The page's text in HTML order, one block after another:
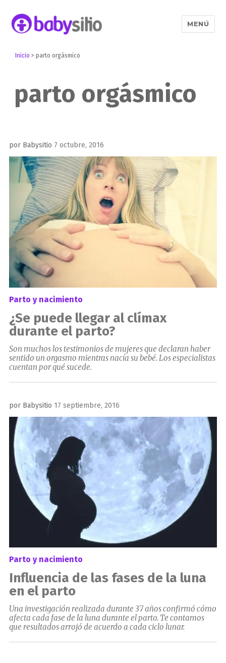
MENÚ
Inicio >parto orgásmico
parto orgásmico
por Babysitio Publicado
el
7 octubre, 2016
Parto y nacimiento
¿Se puede llegar al clímax
durante el parto?
Son muchos los testimonios de mujeres que declaran haber
sentido un orgasmo mientras nacía su bebé. Los especialistas
cuentan por qué sucede.
por Babysitio Publicado
el
17 septiembre, 2016
Parto y nacimiento
Influencia de las fases de la luna
en el parto
Una investigación realizada durante 37 años confirmó cómo
afecta cada fase de la luna durante el parto. Te contamos
que resultados arrojó de acuerdo a cada ciclo lunar.